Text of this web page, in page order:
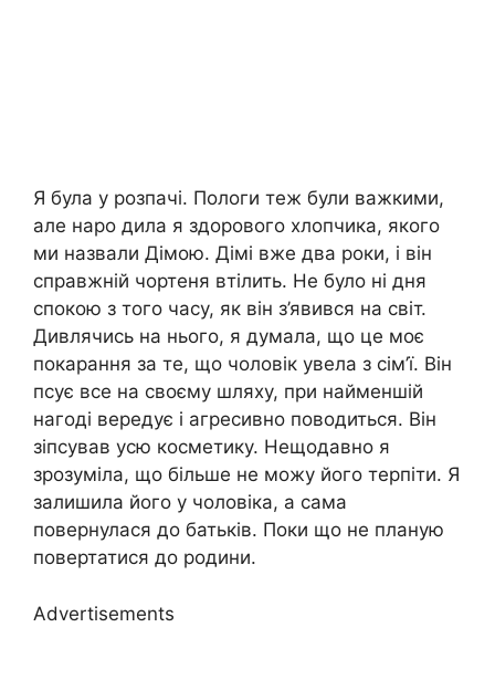
Я була у розпачі. Пологи теж були важкими,
але наро дила я здорового хлопчика, якого
ми назвали Дімою. Дімі вже два роки, і він
справжній чортеня втілить. Не було ні дня
спокою з того часу, як він з’явився на світ.
Дивлячись на нього, я думала, що це моє
покарання за те, що чоловік увела з сім’ї. Він
псує все на своєму шляху, при найменшій
нагоді вередує і агресивно поводиться. Він
зіпсував усю косметику. Нещодавно я
зрозуміла, що більше не можу його терпіти. Я
залишила його у чоловіка, а сама
повернулася до батьків. Поки що не планую
повертатися до родини.
Advertisements